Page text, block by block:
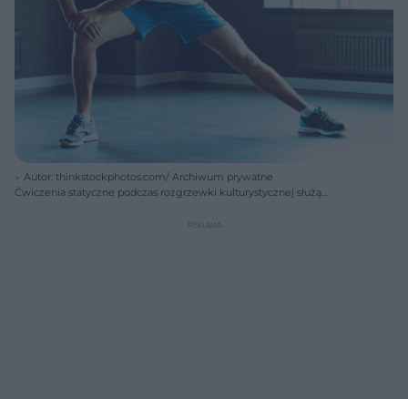
Autor: thinkstockphotos.com/ Archiwum prywatne
Ćwiczenia statyczne podczas rozgrzewki kulturystycznej służą